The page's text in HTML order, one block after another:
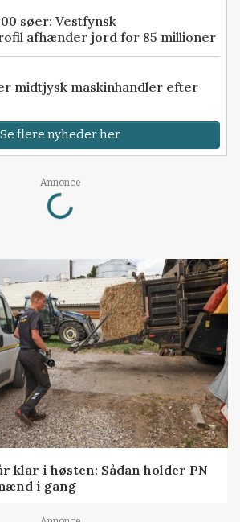
søer: Vestfynsk
afhænder jord for 85 millioner
midtjysk maskinhandler efter
Se flere nyheder her
Annonce
Loading...
klar i høsten: Sådan holder PN
i gang